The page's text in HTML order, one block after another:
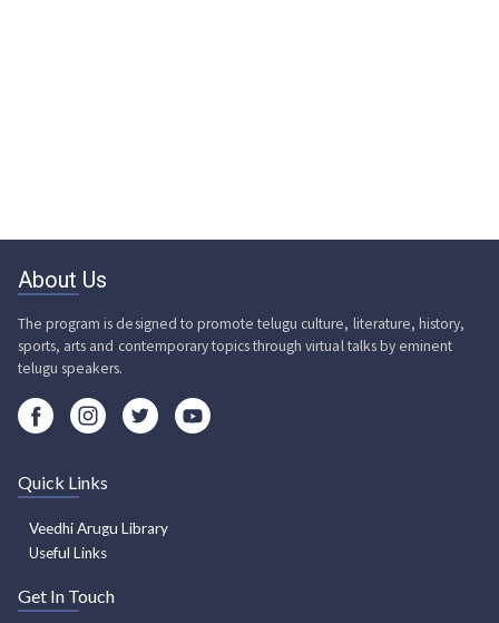
About Us
The program is designed to promote telugu culture, literature, history,
sports, arts and contemporary topics through virtual talks by eminent
telugu speakers.
Quick Links
Veedhi Arugu Library
Useful Links
Get In Touch